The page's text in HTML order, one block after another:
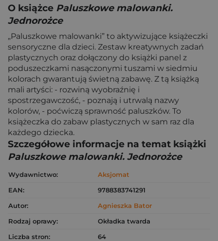
O książce Paluszkowe malowanki.
Jednorożce
„Paluszkowe malowanki” to aktywizujące książeczki
sensoryczne dla dzieci. Zestaw kreatywnych zadań
plastycznych oraz dołączony do książki panel z
poduszeczkami nasączonymi tuszami w siedmiu
kolorach gwarantują świetną zabawę. Z tą książką
mali artyści: - rozwiną wyobraźnię i
spostrzegawczość, - poznają i utrwalą nazwy
kolorów, - poćwiczą sprawność paluszków. To
książeczka do zabaw plastycznych w sam raz dla
każdego dziecka.
Szczegółowe informacje na temat książki
Paluszkowe malowanki. Jednorożce
Wydawnictwo:
Aksjomat
EAN:
9788383741291
Autor:
Agnieszka Bator
Rodzaj oprawy:
Okładka twarda
Liczba stron:
64